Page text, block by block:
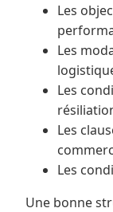
Les
Les
Les
Les
Les
Une bonne